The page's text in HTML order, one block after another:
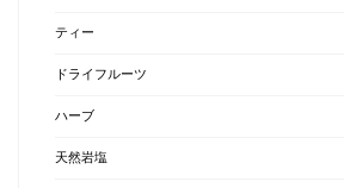
ティー
ドライフルーツ
ハーブ
天然岩塩